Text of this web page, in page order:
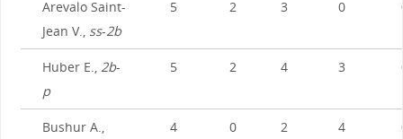
Arevalo Saint-
Jean V., ss-2b
5 2 3 0
Huber E., 2b-
p
5 2 4 3
Bushur A., 4 0 2 4